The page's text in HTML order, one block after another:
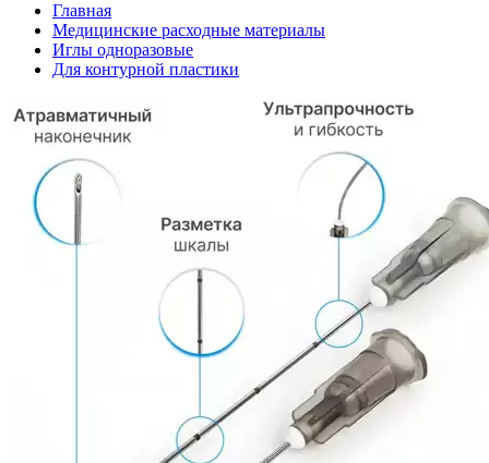
Главная
Медицинские расходные материалы
Иглы одноразовые
Для контурной пластики